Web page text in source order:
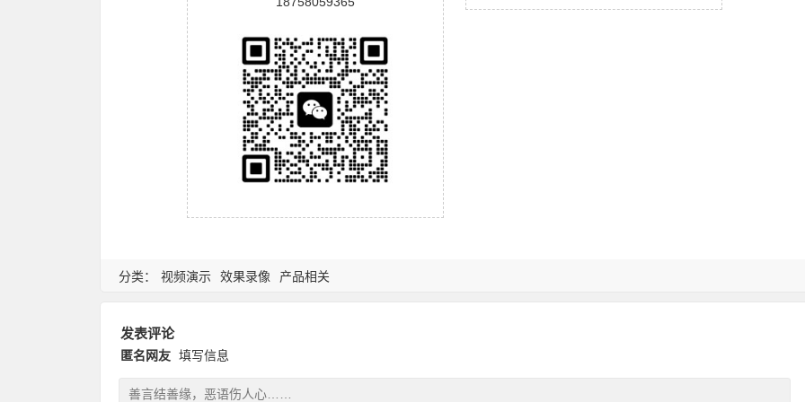
分类： 视频演示 效果录像 产品相关
发表评论
匿名网友 填写信息